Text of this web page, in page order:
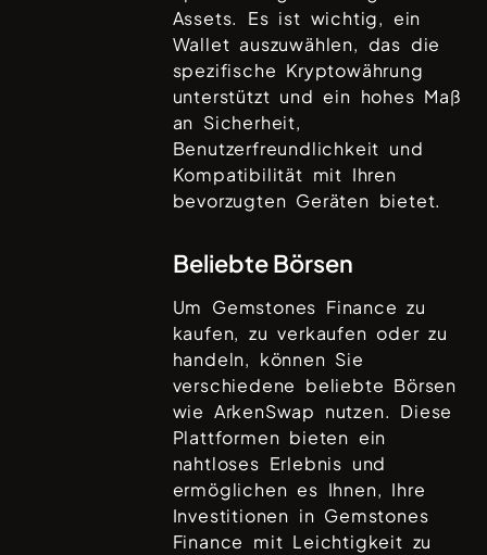
Assets. Es ist wichtig, ein
Wallet auszuwählen, das die
spezifische Kryptowährung
unterstützt und ein hohes Maß
an Sicherheit,
Benutzerfreundlichkeit und
Kompatibilität mit Ihren
bevorzugten Geräten bietet.
Beliebte Börsen
Um Gemstones Finance zu
kaufen, zu verkaufen oder zu
handeln, können Sie
verschiedene beliebte Börsen
wie ArkenSwap nutzen. Diese
Plattformen bieten ein
nahtloses Erlebnis und
ermöglichen es Ihnen, Ihre
Investitionen in Gemstones
Finance mit Leichtigkeit zu